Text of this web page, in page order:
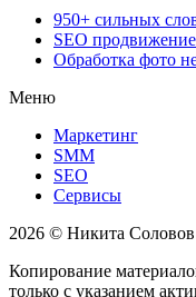
950+ сильных
SEO продвижение
Обработка фото
Меню
Маркетинг
SMM
SEO
Сервисы
2026 © Никита Соловов
Копирование
только с указанием